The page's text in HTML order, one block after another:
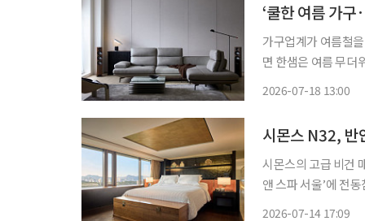
‘쿨한 여름 가구
가구업계가 여름철을 맞아
면 한샘은 여름 무더
2026-07-18 13:00
시몬스 N32, 반
시몬스의 고급 비건
앤 스파 서울’에 전
2026-07-14 17:09